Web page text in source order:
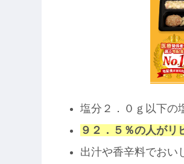
塩分２．０ｇ以下の
９２．５％の人がリ
出汁や香辛料でおい